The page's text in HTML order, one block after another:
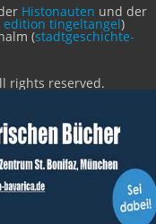
Histonautenund der
edition tingeltangel)
(stadtgeschichte-
rights reserved.